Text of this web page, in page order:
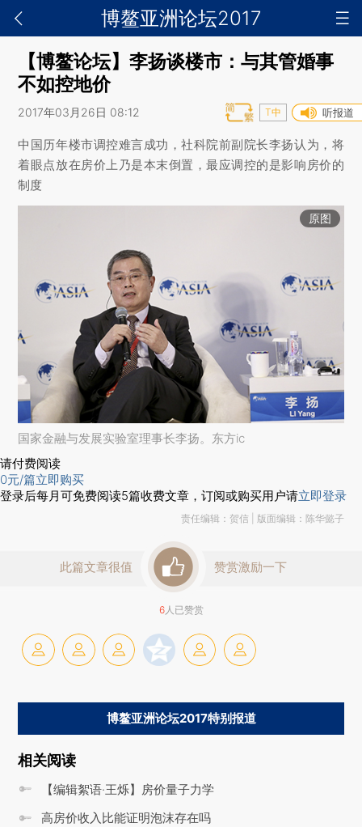
博鳌亚洲论坛2017
【博鳌论坛】李扬谈楼市：与其管婚事
不如控地价
2017年03月26日 08:12 听报道
T中
中国历年楼市调控难言成功，社科院前副院长李扬认为，将
着眼点放在房价上乃是本末倒置，最应调控的是影响房价的
制度
原图
国家金融与发展实验室理事长李扬。东方ic
请付费阅读
0元/篇立即购买
登录后每月可免费阅读5篇收费文章，订阅或购买用户请立即登录
责任编辑：贺信 | 版面编辑：陈华懿子
此篇文章很值 赞赏激励一下
6人已赞赏
博鳌亚洲论坛2017特别报道
相关阅读
【编辑絮语·王烁】房价量子力学
高房价收入比能证明泡沫存在吗